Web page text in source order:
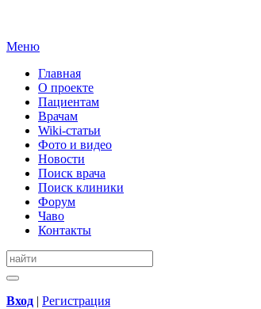
Меню
Главная
О проекте
Пациентам
Врачам
Wiki-статьи
Фото и видео
Новости
Поиск врача
Поиск клиники
Форум
Чаво
Контакты
Вход | Регистрация